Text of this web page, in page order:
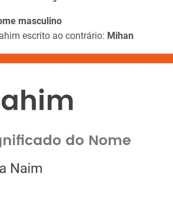
masculino
escrito ao contrário: Mihan